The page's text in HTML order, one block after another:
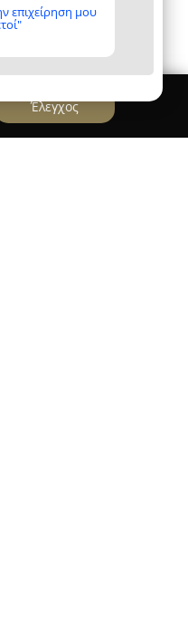
επιχείρηση μου
Έλεγχος